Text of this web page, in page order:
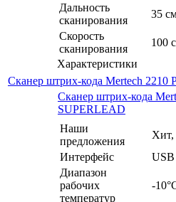
Дальность
сканирования
35
Скорость
сканирования
100
Характеристики
Сканер штрих-кода Mertech 2210
Сканер штрих-кода
SUPERLEAD
Наши
предложения
Хит,
Интерфейс
USB
Диапазон
рабочих
температур
-